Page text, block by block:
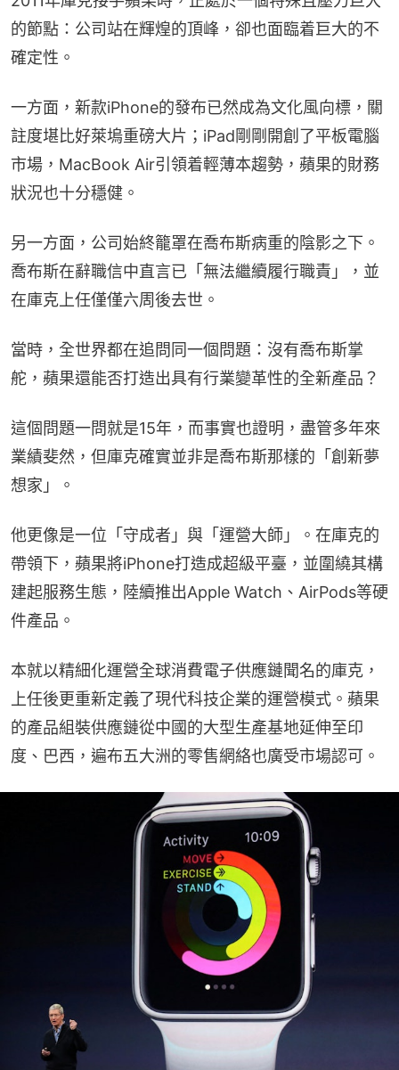
的節點：公司站在輝煌的頂峰，卻也面臨着巨大的不
確定性。
一方面，新款iPhone的發布已然成為文化風向標，關
註度堪比好萊塢重磅大片；iPad剛剛開創了平板電腦
市場，MacBook Air引領着輕薄本趨勢，蘋果的財務
狀況也十分穩健。
另一方面，公司始終籠罩在喬布斯病重的陰影之下。
喬布斯在辭職信中直言已「無法繼續履行職責」，並
在庫克上任僅僅六周後去世。
當時，全世界都在追問同一個問題：沒有喬布斯掌
舵，蘋果還能否打造出具有行業變革性的全新產品？
這個問題一問就是15年，而事實也證明，盡管多年來
業績斐然，但庫克確實並非是喬布斯那樣的「創新夢
想家」。
他更像是一位「守成者」與「運營大師」。在庫克的
帶領下，蘋果將iPhone打造成超級平臺，並圍繞其構
建起服務生態，陸續推出Apple Watch、AirPods等硬
件產品。
本就以精細化運營全球消費電子供應鏈聞名的庫克，
上任後更重新定義了現代科技企業的運營模式。蘋果
的產品組裝供應鏈從中國的大型生產基地延伸至印
度、巴西，遍布五大洲的零售網絡也廣受市場認可。